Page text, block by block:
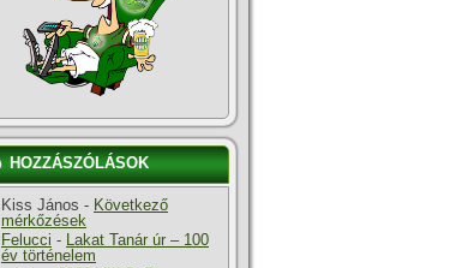
HOZZÁSZÓLÁSOK
Kiss János - Következő
mérkőzések
Felucci - Lakat Tanár úr – 100
év történelem